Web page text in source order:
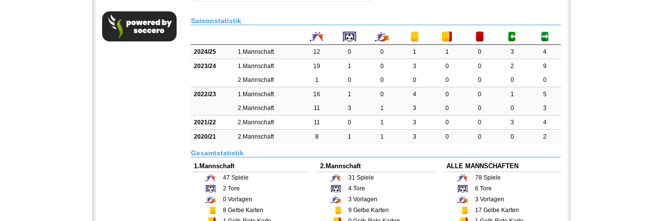
Saisonstatistik
2024/25 1.Mannschaft 12 0 0 1 1 0 3 4
2023/24 1.Mannschaft 19 1 0 3 0 0 2
9
2.Mannschaft
1 0 0 0 0 0 0 0
2022/23 1.Mannschaft 16 1 0 4 0 0 1
5
2.Mannschaft
11 3 1 3 0 0 0 3
2021/22 2.Mannschaft 11 0 1 3 0 0 3 4
2020/21 2.Mannschaft 8 1 1 3 0 0 0 2
Gesamtstatistik
1.Mannschaft
47 Spiele
2 Tore
0 Vorlagen
8 Gelbe Karten
2.Mannschaft
31 Spiele
4 Tore
3 Vorlagen
9 Gelbe Karten
ALLE MANNSCHAFTEN
78 Spiele
6 Tore
3 Vorlagen
17 Gelbe Karten